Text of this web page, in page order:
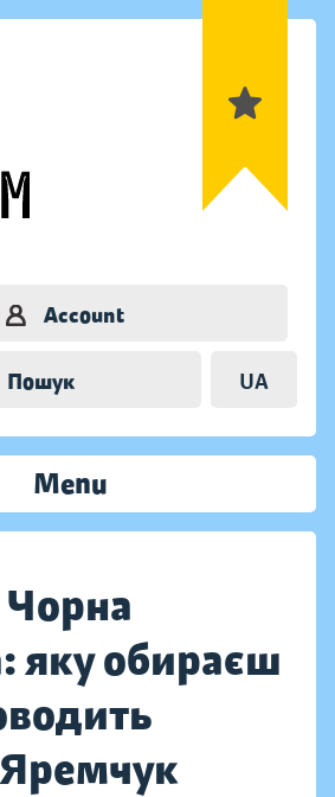
Account
Пошук UA
Menu
Чорна
яку обираєш